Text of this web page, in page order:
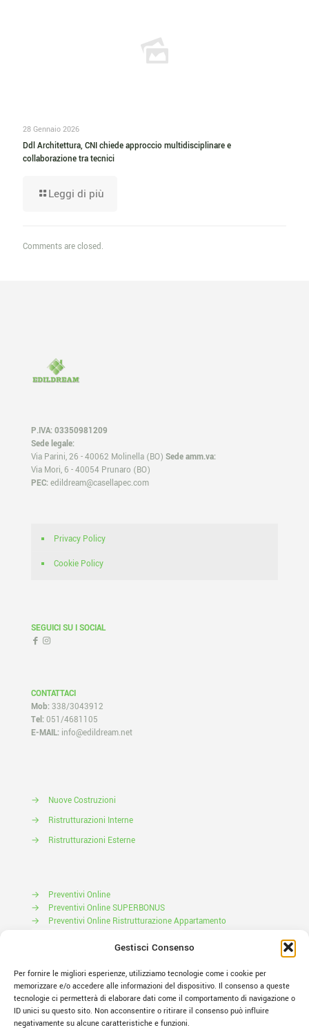
Gestisci Consenso
Per fornire le migliori esperienze, utilizziamo tecnologie come i cookie per
memorizzare e/o accedere alle informazioni del dispositivo. Il consenso a queste
tecnologie ci permetterà di elaborare dati come il comportamento di navigazione o
ID unici su questo sito. Non acconsentire o ritirare il consenso può influire
negativamente su alcune caratteristiche e funzioni.
28 Gennaio 2026
Ddl Architettura, CNI chiede approccio multidisciplinare e
collaborazione tra tecnici
Leggi di più
Comments are closed.
P.IVA: 03350981209
Sede legale:
Via Parini, 26 - 40062 Molinella (BO) Sede amm.va:
Via Mori, 6 - 40054 Prunaro (BO)
PEC: edildream@casellapec.com
Privacy Policy
Cookie Policy
SEGUICI SU I SOCIAL
CONTATTACI
Mob: 338/3043912
Tel: 051/4681105
E-MAIL: info@edildream.net
→
Nuove Costruzioni
→
Ristrutturazioni Interne
→
Ristrutturazioni Esterne
→
Preventivi Online
→
Preventivi Online SUPERBONUS
→
Preventivi Online Ristrutturazione Appartamento
Prenota il tuo Sopralluogo